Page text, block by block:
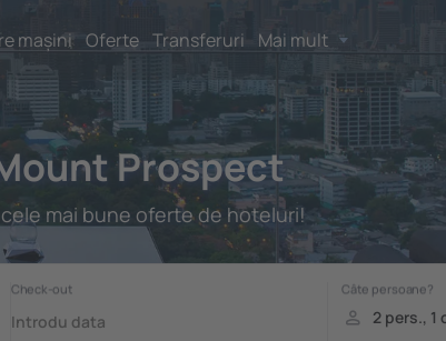
mașini Oferte Transferuri Mai mult
Prospect
mai bune oferte de hoteluri!